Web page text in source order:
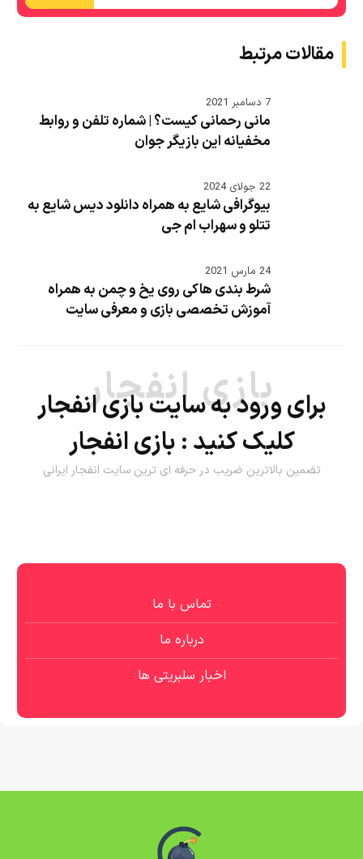
مقالات مرتبط
7 دسامبر 2021
مانی رحمانی کیست؟ | شماره تلفن و روابط
مخفیانه این بازیگر جوان
22 جولای 2024
بیوگرافی شایع به همراه دانلود دیس شایع به
تتلو و سهراب ام جی
24 مارس 2021
شرط بندی هاکی روی یخ و چمن به همراه
آموزش تخصصی بازی و معرفی سایت
بازی انفجار
برای ورود به سایت بازی انفجار
کلیک کنید : بازی انفجار
تضمین بالاترین ضریب در حرفه ای ترین سایت انفجار ایرانی
تماس با ما
درباره ما
اخبار سلبریتی ها